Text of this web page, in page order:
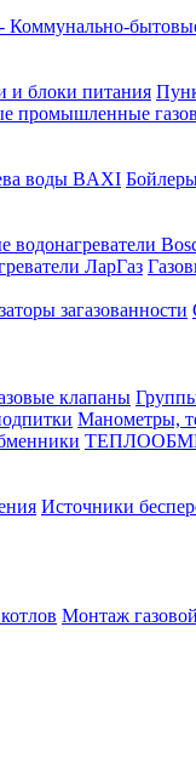
- Коммунально-
и блоки питания
промышленные
воды BAXI
водонагреватели
ЛарГаз
загазованности
клапаны
Манометры,
Источники
Монтаж